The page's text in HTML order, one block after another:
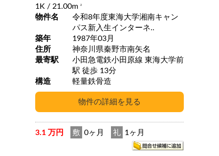
1K / 21.00m 2
物件名
令和8年度東海大学湘南キャン
パス新入生インターネ..
築年
1987年03月
住所
神奈川県秦野市南矢名
最寄駅
小田急電鉄小田原線 東海大学前
駅 徒歩 13分
構造
軽量鉄骨造
3.1 万円 敷 0ヶ月 礼 1ヶ月